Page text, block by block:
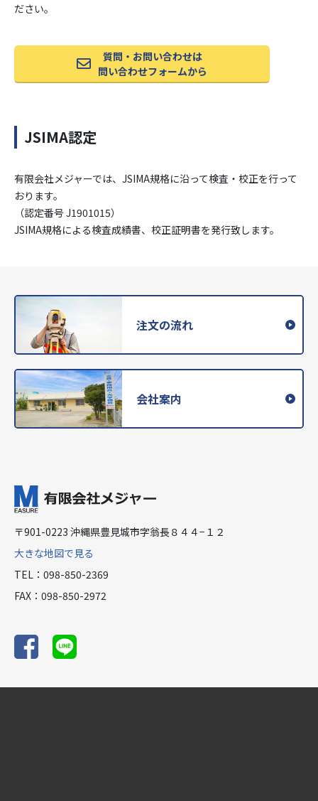
ださい。
質問・お問い合わせは
問い合わせフォームから
JSIMA認定
有限会社メジャーでは、JSIMA規格に沿って検査・校正を行って
おります。
（認定番号 J1901015）
JSIMA規格による検査成績書、校正証明書を発行致します。
注文の流れ
会社案内
〒901-0223 沖縄県豊見城市字翁長８４４−１２
大きな地図で見る
TEL：098-850-2369
FAX：098-850-2972